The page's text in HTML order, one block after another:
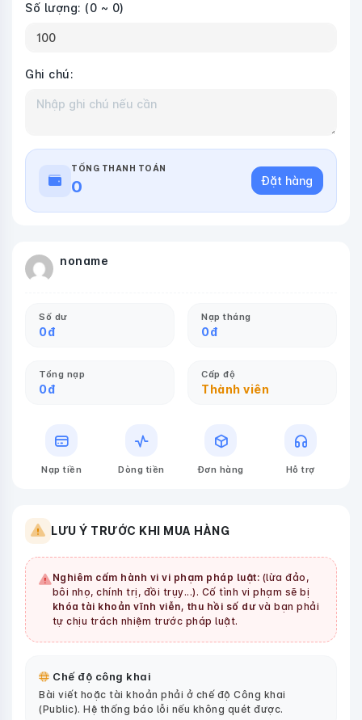
Số lượng: (0 ~ 0)
Ghi chú:
TỔNG THANH TOÁN
0 Đặt hàng
noname
Số dư
0đ
Nạp tháng
0đ
Tổng nạp
0đ
Cấp độ
Thành viên
Nạp tiền Dòng tiền Đơn hàng Hỗ trợ
LƯU Ý TRƯỚC KHI MUA HÀNG
Nghiêm cấm hành vi vi phạm pháp luật: (lừa đảo,
bôi nhọ, chính trị, đồi trụy...). Cố tình vi phạm sẽ bị
khóa tài khoản vĩnh viễn, thu hồi số dưvà bạn phải
tự chịu trách nhiệm trước pháp luật.
Chế độ công khai
Bài viết hoặc tài khoản phải ở chế độ Công khai
(Public). Hệ thống báo lỗi nếu không quét được.